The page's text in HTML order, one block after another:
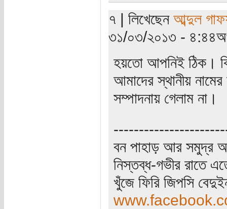
৭ | লিখেছেন আব্দুল
৩১/০৩/২০১৩ -
হয়তো আপনিই ঠিক।
আমাদের স্থানীয়
সম্পাদনায় গেলাম না।
বন পাহাড় আর সমুদ্র
নিস্তব্ধ-গভীর রাতে
খুঁজে ফিরি জিপসি